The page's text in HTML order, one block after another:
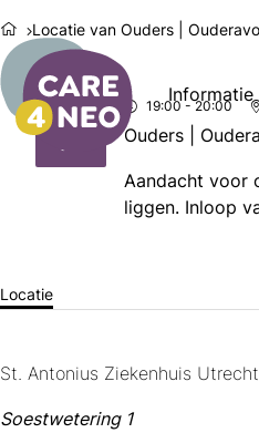
Informatie
Locatie van Ouders |
di
15
19:00 - 20:00
Ouders |
Aandacht voor
liggen. Inloop
Locatie
St. Antonius Ziekenhuis Utrecht
Soestwetering 1